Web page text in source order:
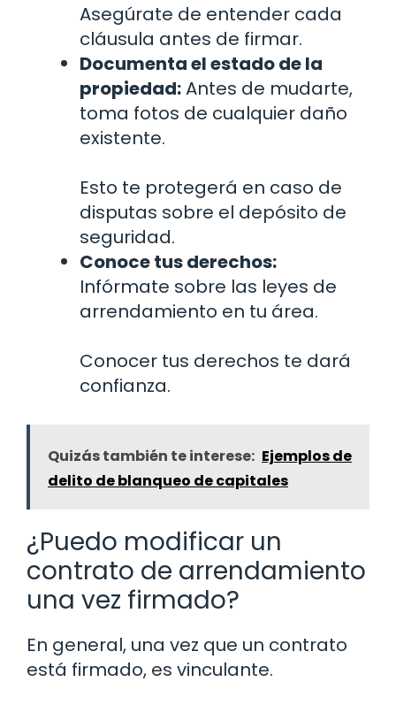
Asegúrate de entender cada
cláusula antes de firmar.
Documenta el estado de la
propiedad:Antes de mudarte,
toma fotos de cualquier daño
existente.
Esto te protegerá en caso de
disputas sobre el depósito de
seguridad.
Conoce tus derechos:
Infórmate sobre las leyes de
arrendamiento en tu área.
Conocer tus derechos te dará
confianza.
Quizás también te interese: Ejemplos de
delito de blanqueo de capitales
¿Puedo modificar un
contrato de arrendamiento
una vez firmado?
En general, una vez que un contrato
está firmado, es vinculante.